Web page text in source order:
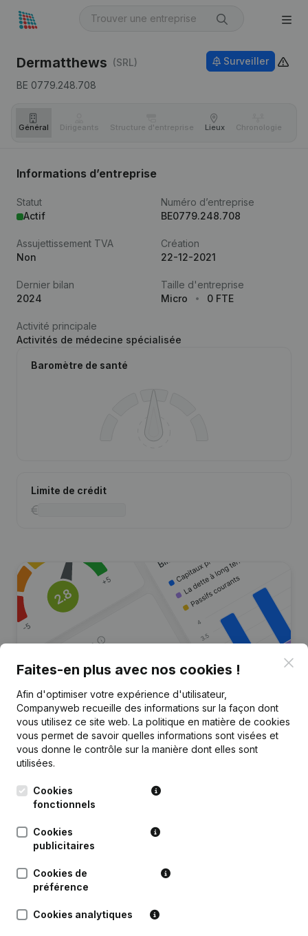
Dermatthews (SRL)
BE 0779.248.708
Surveiller
Général Dirigeants Structure d'entreprise Lieux Chronologie
Informations d’entreprise
Statut
Actif
Numéro d’entreprise
BE0779.248.708
Assujettissement TVA
Non
Création
22-12-2021
Dernier bilan
2024
Taille d'entreprise
Micro
0 FTE
Activité principale
Activités de médecine spécialisée
Baromètre de santé
Limite de crédit
Vous recherchez plus
d’informations sur cette entreprise
?
Consulter la santé en un coup d'oeil
Choisissez des informations rapides ou des détails
granulaires
importants
Essayer gratuitement Découvrir plus
Essai gratuit de 7 jours, aucune carte de crédit requise.
Faites-en plus avec nos cookies !
Afin d'optimiser votre expérience d'utilisateur,
Companyweb recueille des informations sur la façon dont
vous utilisez ce site web. La politique en matière de cookies
vous permet de savoir quelles informations sont visées et
vous donne le contrôle sur la manière dont elles sont
utilisées.
Cookies
fonctionnels
Cookies
publicitaires
Cookies de
préférence
Cookies analytiques